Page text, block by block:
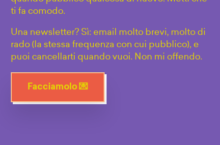
ti fa comodo.
Una newsletter? Sì: email molto brevi, molto di
rado (la stessa frequenza con cui pubblico), e
puoi cancellarti quando vuoi. Non mi offendo.
Facciamolo 💌